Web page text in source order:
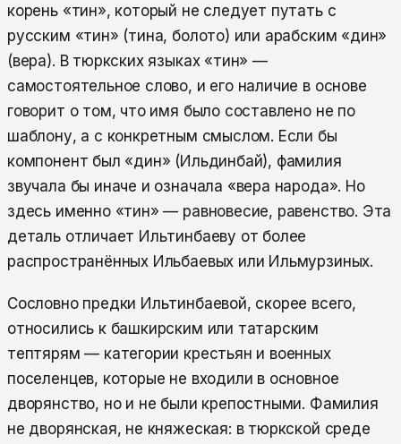
корень «тин», который не следует путать с
русским «тин» (тина, болото) или арабским «дин»
(вера). В тюркских языках «тин» —
самостоятельное слово, и его наличие в основе
говорит о том, что имя было составлено не по
шаблону, а с конкретным смыслом. Если бы
компонент был «дин» (Ильдинбай), фамилия
звучала бы иначе и означала «вера народа». Но
здесь именно «тин» — равновесие, равенство. Эта
деталь отличает Ильтинбаеву от более
распространённых Ильбаевых или Ильмурзиных.
Сословно предки Ильтинбаевой, скорее всего,
относились к башкирским или татарским
тептярям — категории крестьян и военных
поселенцев, которые не входили в основное
дворянство, но и не были крепостными. Фамилия
не дворянская, не княжеская: в тюркской среде